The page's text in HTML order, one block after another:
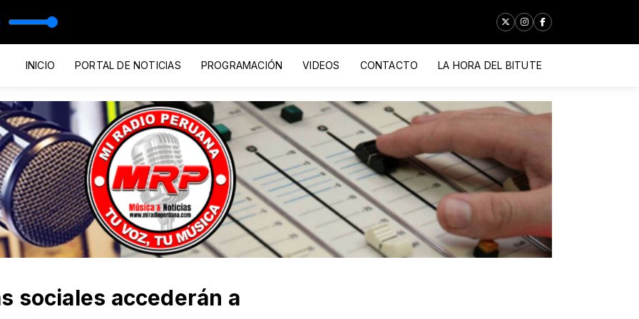
INICIO PORTAL DE NOTICIAS PROGRAMACIÓN VIDEOS CONTACTO LA HORA DEL BITUTE
sociales accederán a